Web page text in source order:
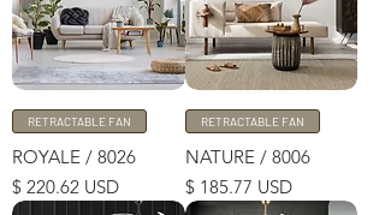
RETRACTABLE FAN
ROYALE / 8026
Price
$ 220.62 USD
RETRACTABLE FAN
NATURE / 8006
Price
$ 185.77 USD